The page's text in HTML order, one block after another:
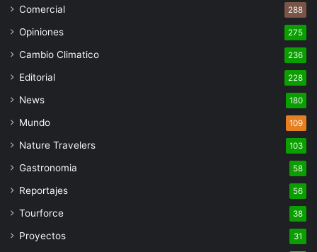
Comercial 288
Opiniones 275
Cambio Climatico 236
Editorial 228
News 180
Mundo 109
Nature Travelers 103
Gastronomia 58
Reportajes 56
Tourforce 38
Proyectos 31